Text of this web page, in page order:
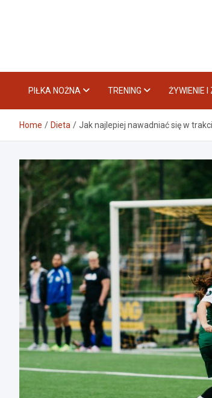
PIŁKA NOŻNA TRENING ŻYWIENIE I
Home Dieta Jak najlepiej nawadniać się w